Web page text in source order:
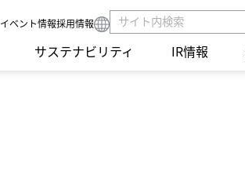
イベント情報採用情報
サステナビリティ IR情報